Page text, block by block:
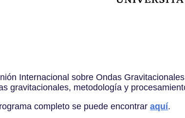
Internacional sobre Ondas
gravitacionales, metodología y
completo se puede encontraraquí.